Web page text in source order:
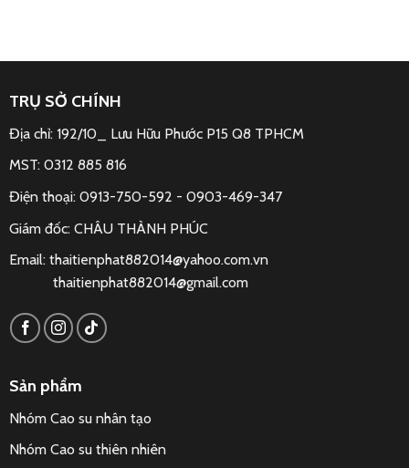
TRỤ SỞ CHÍNH
Địa chỉ: 192/10_ Lưu Hữu Phước P15 Q8 TPHCM
MST: 0312 885 816
Điện thoại: 0913-750-592 - 0903-469-347
Giám đốc: CHÂU THÀNH PHÚC
Email: thaitienphat882014@yahoo.com.vn
thaitienphat882014@gmail.com
Sản phẩm
Nhóm Cao su nhân tạo
Nhóm Cao su thiên nhiên